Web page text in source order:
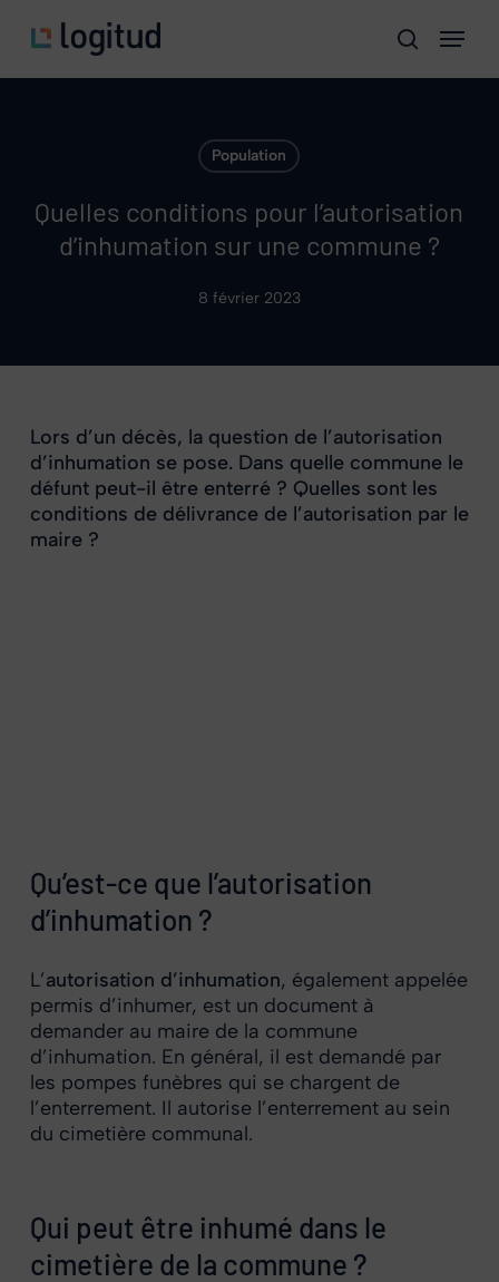
search
Menu
Population
Quelles conditions pour l’autorisation
d’inhumation sur une commune ?
8 février 2023
Lors d’un décès, la question de l’autorisation
d’inhumation se pose. Dans quelle commune le
défunt peut-il être enterré ? Quelles sont les
conditions de délivrance de l’autorisation par le
maire ?
Qu’est-ce que l’autorisation
d’inhumation ?
L’autorisation d’inhumation, également appelée
permis d’inhumer, est un document à
demander au maire de la commune
d’inhumation. En général, il est demandé par
les pompes funèbres qui se chargent de
l’enterrement. Il autorise l’enterrement au sein
du cimetière communal.
Qui peut être inhumé dans le
cimetière de la commune ?